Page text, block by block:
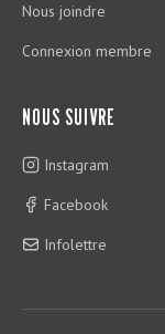
Nous joindre
Connexion membre
NOUS SUIVRE
Instagram
Facebook
Infolettre